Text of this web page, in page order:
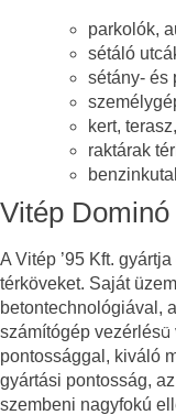
parkolók,
sétáló
sétány- és
kert,
raktárak
Vitép
A Vitép ’95 Kft.
térköveket. Saját
betontechnológiával,
számítógép
pontossággal, kiváló
gyártási pontosság,
szembeni nagyfokú